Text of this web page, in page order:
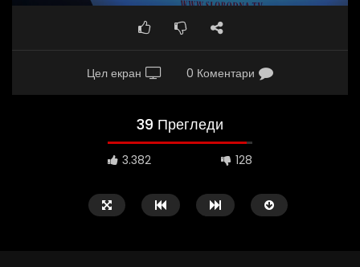
Цел екран 0 Коментари
39 Прегледи
3.382 128